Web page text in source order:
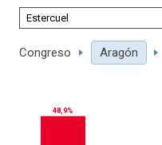
Congreso Aragón
48,9%